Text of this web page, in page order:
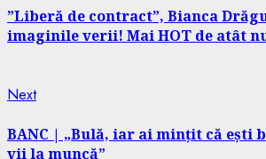
Reading
”Liberă de contract”, Bianca
imaginile verii! Mai HOT de atât
NextNext
BANC | „Bulă, iar ai mințit că ești
vii la muncă”